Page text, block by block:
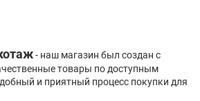
- наш магазин был создан с
товары по доступным
и приятный процесс покупки для